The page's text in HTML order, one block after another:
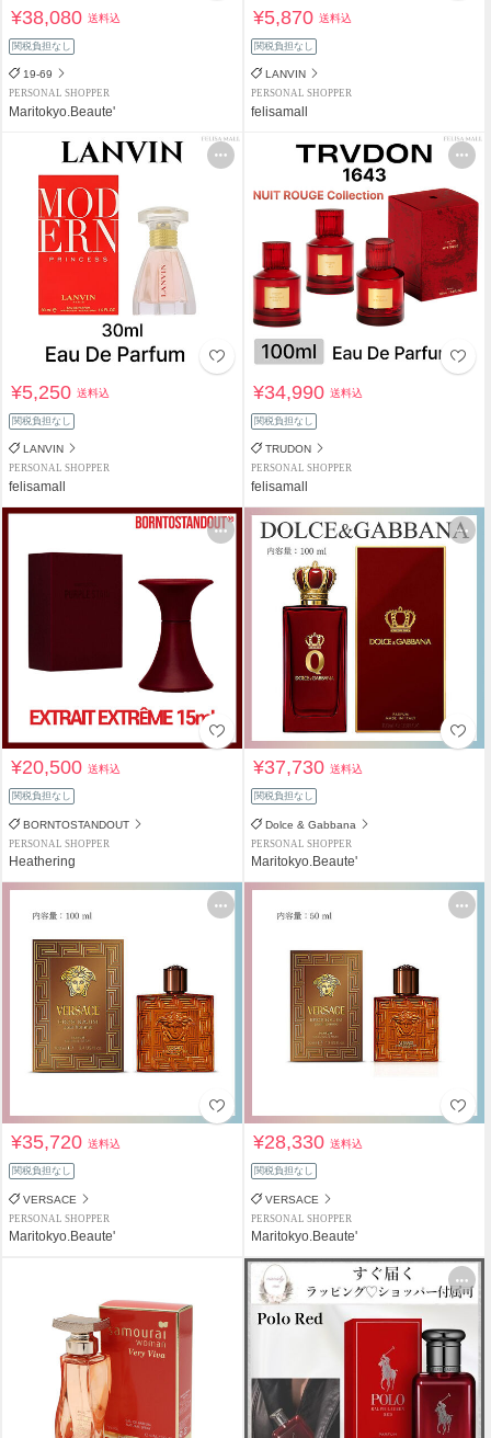
¥38,080送料込
関税負担なし
19-69
PERSONAL SHOPPER
Maritokyo.Beaute'
¥5,870送料込
関税負担なし
LANVIN
PERSONAL SHOPPER
felisamall
¥5,250送料込
関税負担なし
LANVIN
PERSONAL SHOPPER
felisamall
¥34,990送料込
関税負担なし
TRUDON
PERSONAL SHOPPER
felisamall
¥20,500送料込
関税負担なし
BORNTOSTANDOUT
PERSONAL SHOPPER
Heathering
¥37,730送料込
関税負担なし
Dolce & Gabbana
PERSONAL SHOPPER
Maritokyo.Beaute'
¥35,720送料込
関税負担なし
VERSACE
PERSONAL SHOPPER
Maritokyo.Beaute'
¥28,330送料込
関税負担なし
VERSACE
PERSONAL SHOPPER
Maritokyo.Beaute'